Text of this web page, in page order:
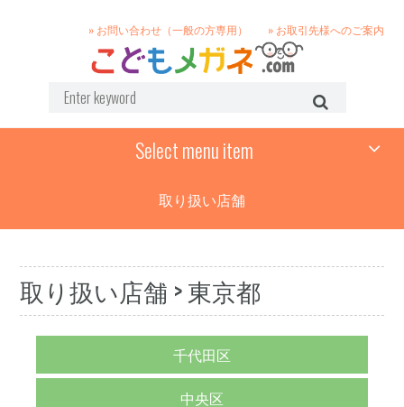
» お問い合わせ（一般の方専用） » お取引先様へのご案内
Select menu item
取り扱い店舗
取り扱い店舗 > 東京都
千代田区
中央区